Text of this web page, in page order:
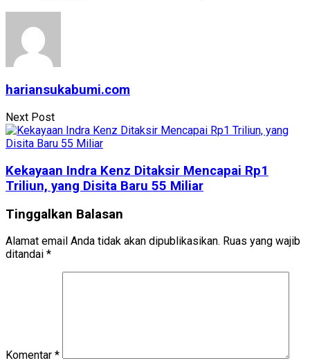
hariansukabumi.com
Next Post
Kekayaan Indra Kenz Ditaksir Mencapai Rp1
Triliun, yang Disita Baru 55 Miliar
Tinggalkan Balasan
Alamat email Anda tidak akan dipublikasikan. Ruas yang wajib
ditandai *
Komentar *